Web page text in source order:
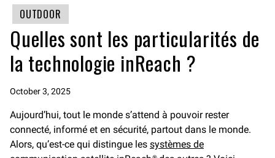
OUTDOOR
Quelles sont les particularités de
la technologie inReach ?
October 3, 2025
Aujourd’hui, tout le monde s’attend à pouvoir rester
connecté, informé et en sécurité, partout dans le monde.
Alors, qu’est-ce qui distingue les systèmes de